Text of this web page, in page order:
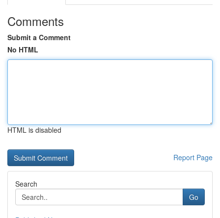
Comments
Submit a Comment
No HTML
HTML is disabled
Report Page
Search
Go